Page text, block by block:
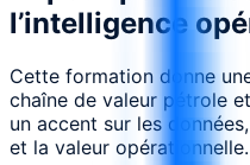
l’intelligence
Cette formation donne
chaîne de valeur pétrole
un accent sur les
et la valeur opérationnelle.